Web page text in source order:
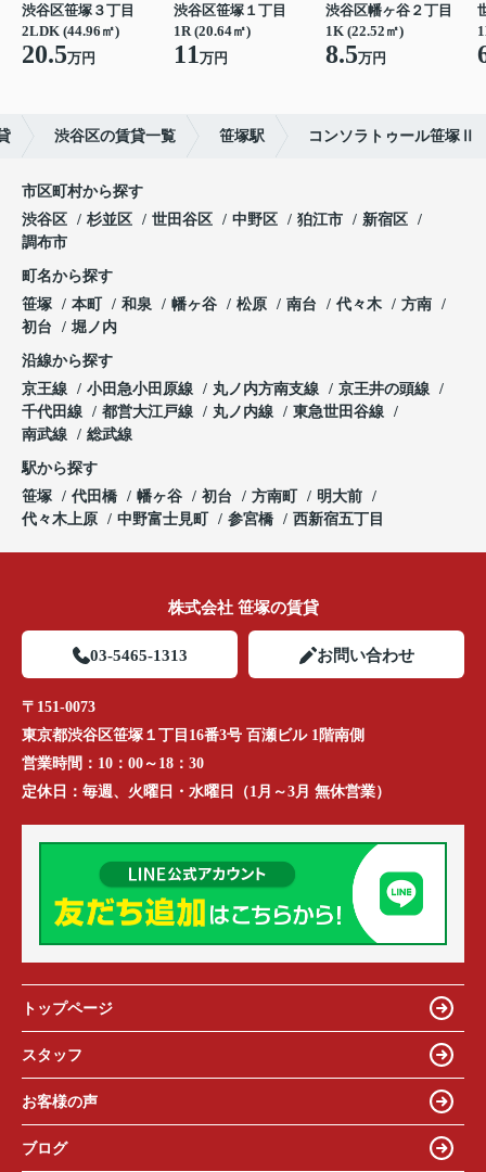
渋谷区笹塚３丁目
2LDK (44.96㎡)
20.5万円
渋谷区笹塚１丁目
1R (20.64㎡)
11万円
渋谷区幡ヶ谷２丁目
1K (22.52㎡)
8.5万円
渋谷区の賃貸一覧 笹塚駅 コンソラトゥール笹塚Ⅱ
市区町村から探す
渋谷区
杉並区 世田谷区 中野区 狛江市
新宿区
調布市
町名から探す
笹塚
本町 和泉 幡ヶ谷 松原 南台 代々木
方南
初台
堀ノ内
沿線から探す
京王線
小田急小田原線 丸ノ内方南支線
京王井の頭線
千代田線
都営大江戸線 丸ノ内線
東急世田谷線
南武線
総武線
駅から探す
笹塚
代田橋 幡ヶ谷 初台 方南町
明大前
代々木上原
中野富士見町 参宮橋 西新宿五丁目
株式会社 笹塚の賃貸
03-5465-1313 お問い合わせ
〒151-0073
東京都渋谷区笹塚１丁目16番3号 百瀬ビル 1階南側
営業時間： 10：00～18：30
定休日： 毎週、火曜日・水曜日（1月～3月 無休営業）
トップページ
スタッフ
お客様の声
ブログ